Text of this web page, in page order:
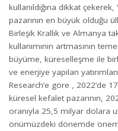
kullanıldığına dikkat
pazarının en büyük olduğu
Birleşik Krallık ve Almanya
kullanımının artmasının
büyüme, küreselleşme ile
ve enerjiye yapılan
Research’e göre , 2022’de
küresel kefalet pazarının,
oranıyla 25,5 milyar dolara
önümüzdeki dönemde